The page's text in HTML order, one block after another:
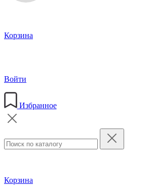
Корзина
Войти
Избранное
Корзина